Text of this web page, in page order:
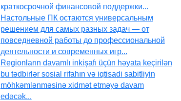
краткосрочной финансовой поддержки...
Настольные ПК остаются универсальным
решением для самых разных задач — от
повседневной работы до профессиональной
деятельности и современных игр...
Regionların davamlı inkişafı üçün həyata keçirilən
bu tədbirlər sosial rifahın və iqtisadi sabitliyin
möhkəmlənməsinə xidmət etməyə davam
edəcək...